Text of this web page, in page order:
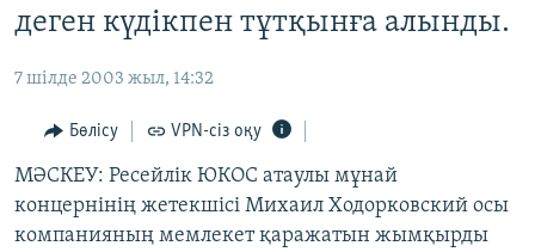
to
ӘЛЕУМЕТ
Русский
деген күдікпен тұтқынға алынды.
7 шілде 2003 жыл, 14:32
Бөлісу VPN-сіз оқу
МӘСКЕУ: Ресейлік ЮКОС атаулы мұнай
концернінің жетекшісі Михаил Ходорковский осы
компанияның мемлекет қаражатын жымқырды